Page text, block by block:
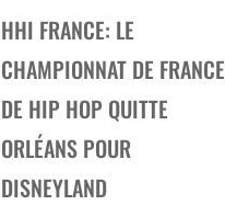
HHI FRANCE: LE
CHAMPIONNAT DE FRANCE
DE HIP HOP QUITTE
ORLÉANS POUR
DISNEYLAND